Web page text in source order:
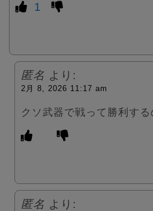
1
匿名 より:
2月 8, 2026 11:17 am
クソ武器で戦って勝利す
匿名 より: